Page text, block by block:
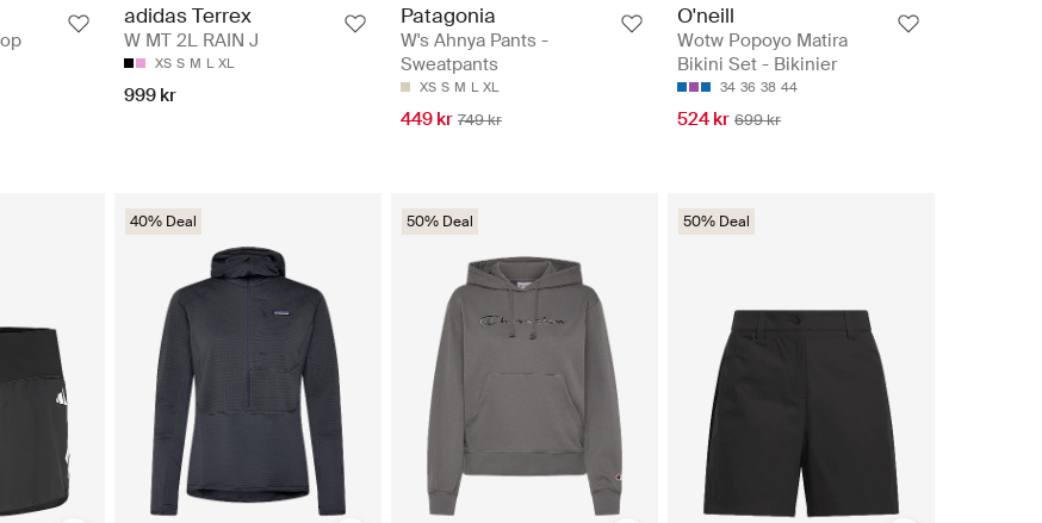
adidas Terrex
W MT 2L RAIN J
XS S M L XL
999 kr
Patagonia
W's Ahnya Pants -
Sweatpants
XS S M L XL
449 kr 749 kr
O'neill
Wotw Popoyo Matira
Bikini Set - Bikinier
34 36 38 44
524 kr 699 kr
40% Deal 50% Deal 50% Deal